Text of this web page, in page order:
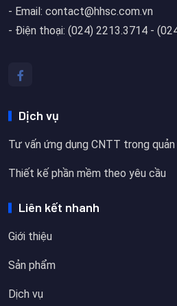
- Email: contact@hhsc.com.vn
- Điện thoại: (024) 2213.3714 -
Dịch vụ
Tư vấn ứng dụng CNTT trong
Thiết kế phần mềm theo yêu cầu
Liên kết nhanh
Giới thiệu
Sản phẩm
Dịch vụ